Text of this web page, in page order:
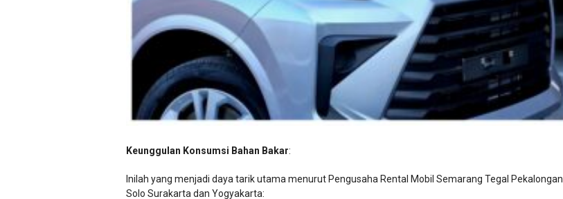
Keunggulan Konsumsi Bahan Bakar:
Inilah yang menjadi daya tarik utama menurut Pengusaha Rental Mobil Semarang Tegal Pekalongan
Solo Surakarta dan Yogyakarta: